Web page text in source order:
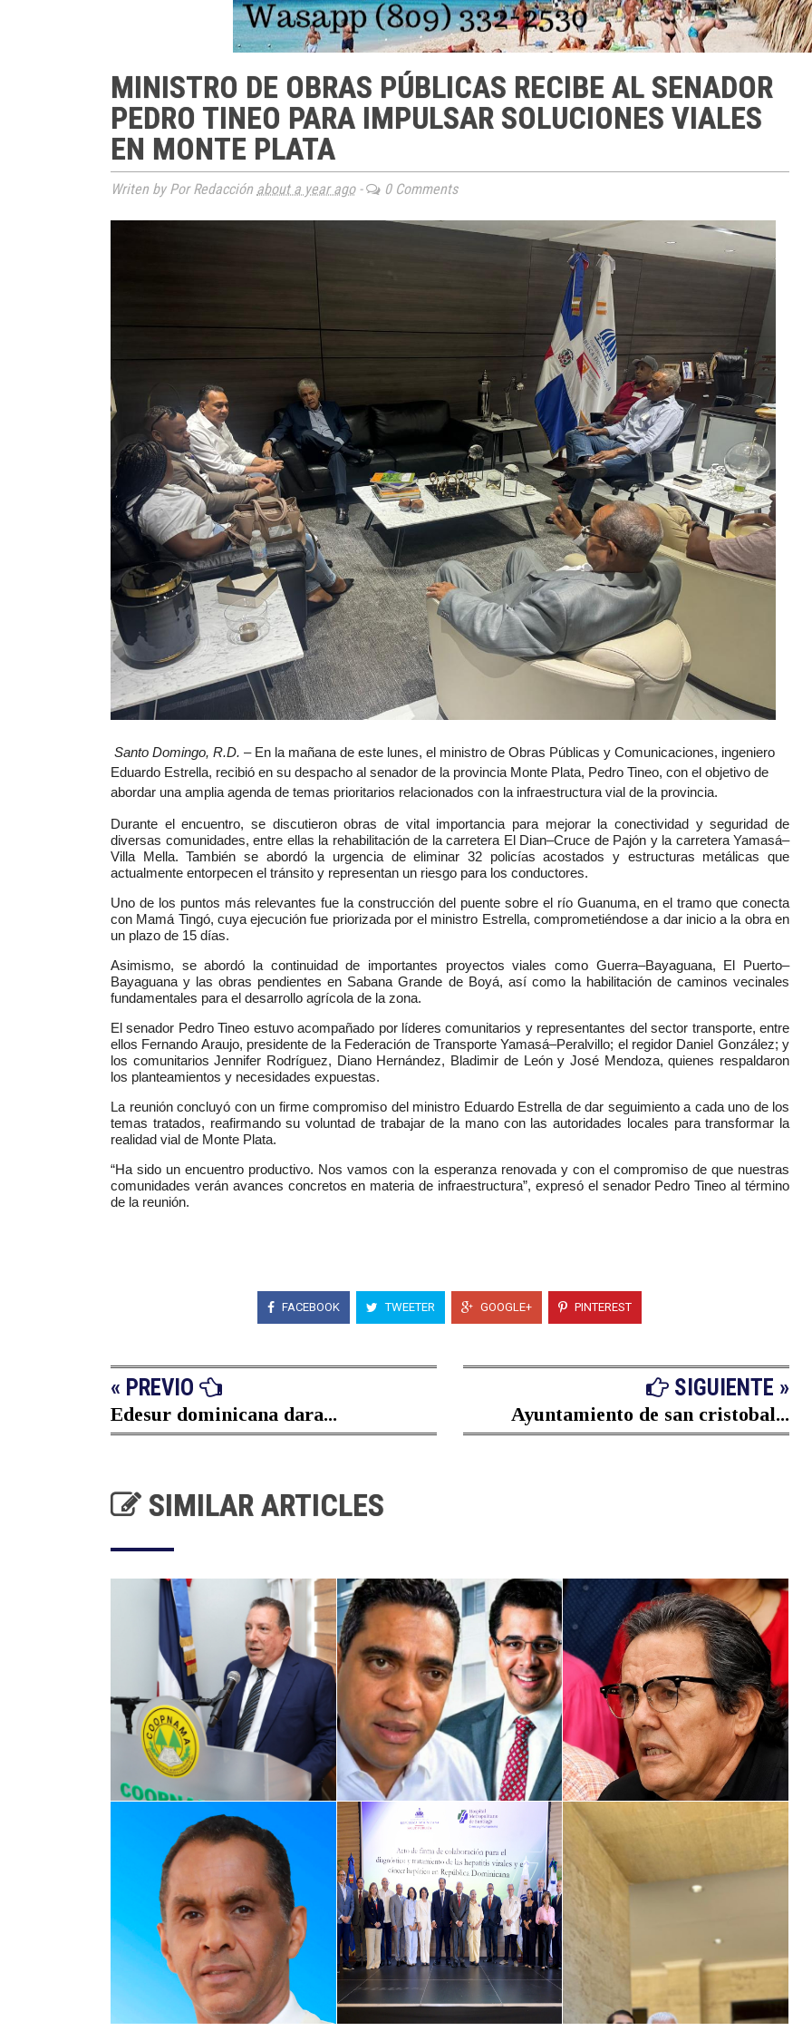
MINISTRO DE OBRAS PÚBLICAS RECIBE AL SENADOR
PEDRO TINEO PARA IMPULSAR SOLUCIONES VIALES
EN MONTE PLATA
Writen by Por Redacción about a year ago- 0 Comments
Santo Domingo, R.D. – En la mañana de este lunes, el ministro de Obras Públicas y Comunicaciones, ingeniero
Eduardo Estrella, recibió en su despacho al senador de la provincia Monte Plata, Pedro Tineo, con el objetivo de
abordar una amplia agenda de temas prioritarios relacionados con la infraestructura vial de la provincia.
Durante el encuentro, se discutieron obras de vital importancia para mejorar la conectividad y seguridad de
diversas comunidades, entre ellas la rehabilitación de la carretera El Dian–Cruce de Pajón y la carretera Yamasá–
Villa Mella. También se abordó la urgencia de eliminar 32 policías acostados y estructuras metálicas que
actualmente entorpecen el tránsito y representan un riesgo para los conductores.
Uno de los puntos más relevantes fue la construcción del puente sobre el río Guanuma, en el tramo que conecta
con Mamá Tingó, cuya ejecución fue priorizada por el ministro Estrella, comprometiéndose a dar inicio a la obra en
un plazo de 15 días.
Asimismo, se abordó la continuidad de importantes proyectos viales como Guerra–Bayaguana, El Puerto–
Bayaguana y las obras pendientes en Sabana Grande de Boyá, así como la habilitación de caminos vecinales
fundamentales para el desarrollo agrícola de la zona.
El senador Pedro Tineo estuvo acompañado por líderes comunitarios y representantes del sector transporte, entre
ellos Fernando Araujo, presidente de la Federación de Transporte Yamasá–Peralvillo; el regidor Daniel González; y
los comunitarios Jennifer Rodríguez, Diano Hernández, Bladimir de León y José Mendoza, quienes respaldaron
los planteamientos y necesidades expuestas.
La reunión concluyó con un firme compromiso del ministro Eduardo Estrella de dar seguimiento a cada uno de los
temas tratados, reafirmando su voluntad de trabajar de la mano con las autoridades locales para transformar la
realidad vial de Monte Plata.
“Ha sido un encuentro productivo. Nos vamos con la esperanza renovada y con el compromiso de que nuestras
comunidades verán avances concretos en materia de infraestructura”, expresó el senador Pedro Tineo al término
de la reunión.
FACEBOOK TWEETER GOOGLE+ PINTEREST
« PREVIO
Edesur dominicana dara...
SIGUIENTE »
Ayuntamiento de san cristobal...
SIMILAR ARTICLES